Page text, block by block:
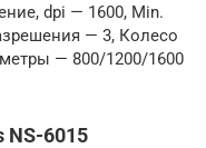
dpi — 1600, Min.
— 3, Колесо
— 800/1200/1600
6015